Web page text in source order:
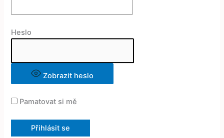
Heslo
Zobrazit heslo
Pamatovat si mě